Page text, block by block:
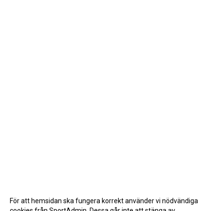
För att hemsidan ska fungera korrekt använder vi nödvändiga